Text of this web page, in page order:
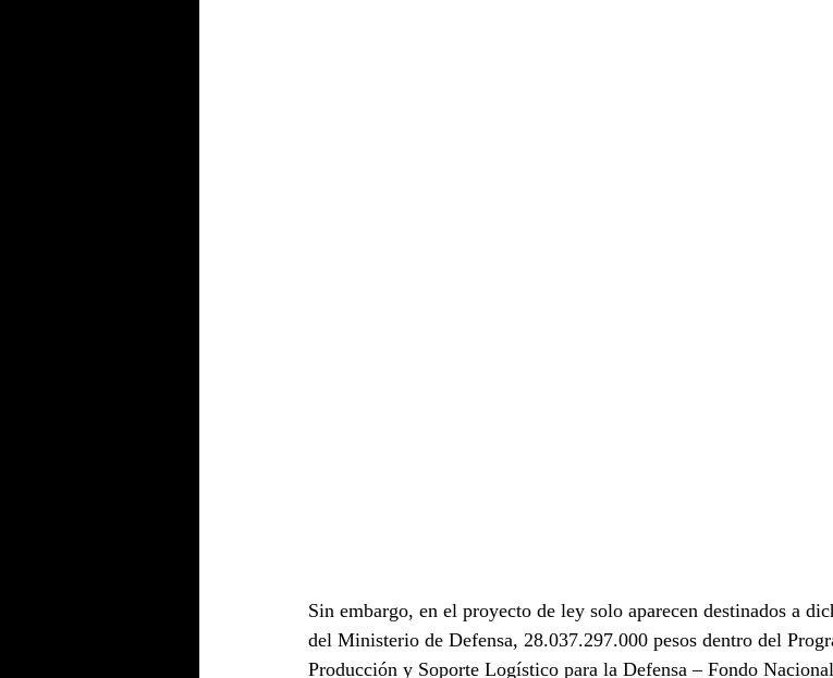
Sin embargo, en el proyecto de ley solo aparecen destinados a
del Ministerio de Defensa, 28.037.297.000 pesos dentro del
Producción y Soporte Logístico para la Defensa – Fondo